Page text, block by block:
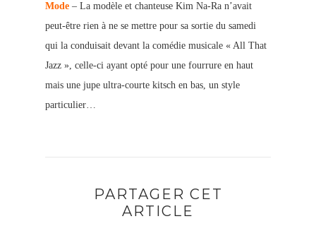
Mode – La modèle et chanteuse Kim Na-Ra n’avait
peut-être rien à ne se mettre pour sa sortie du samedi
qui la conduisait devant la comédie musicale « All That
Jazz », celle-ci ayant opté pour une fourrure en haut
mais une jupe ultra-courte kitsch en bas, un style
particulier…
PARTAGER CET
ARTICLE